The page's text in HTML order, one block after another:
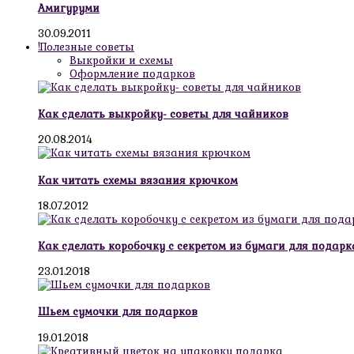
Амигуруми
30.09.2011
!Полезные советы
Выкройки и схемы
Оформление подарков
Как сделать выкройку- советы для чайников
20.08.2014
Как читать схемы вязания крючком
18.07.2012
Как сделать коробочку с секретом из бумаги для
23.01.2018
Шьем сумочки для подарков
19.01.2018